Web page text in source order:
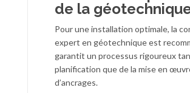
de la
Pour une installation optimale, la
expert en géotechnique est
garantit un processus rigoureux
planification que de la mise en
d’ancrages.